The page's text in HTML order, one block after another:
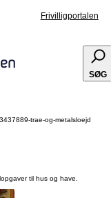
Frivilligportalen
SØG
trae-og-metalsloejd
til hus og have.